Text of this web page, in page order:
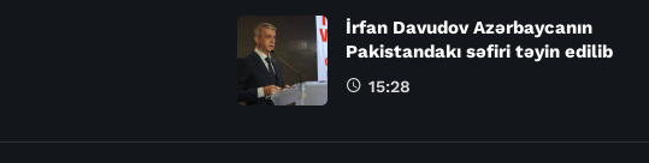
İrfan Davudov Azərbaycanın
Pakistandakı səfiri təyin edilib
15:28